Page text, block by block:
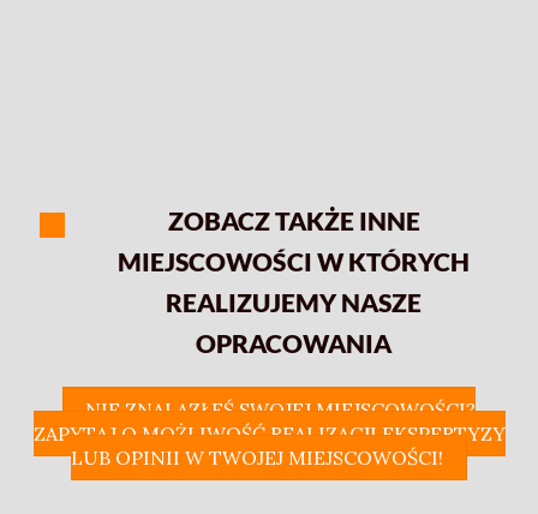
ZOBACZ TAKŻE INNE
MIEJSCOWOŚCI W KTÓRYCH
REALIZUJEMY NASZE
OPRACOWANIA
NIE ZNALAZŁEŚ SWOJEJ MIEJSCOWOŚCI?
ZAPYTAJ O MOŻLIWOŚĆ REALIZACJI EKSPERTYZY
LUB OPINII W TWOJEJ MIEJSCOWOŚCI!